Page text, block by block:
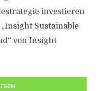
investieren
Sustainable
von Insight